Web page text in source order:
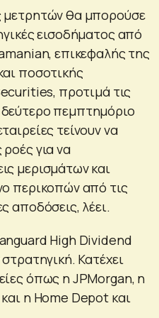
μετρητών θα μπορούσε
εισοδήματος από
επικεφαλής της
ποσοτικής
προτιμά τις
πεμπτημόριο
τείνουν να
για να
μερισμάτων και
περικοπών από τις
αποδόσεις, λέει.
High Dividend
Κατέχει
όπως η JPMorgan, η
η Home Depot και